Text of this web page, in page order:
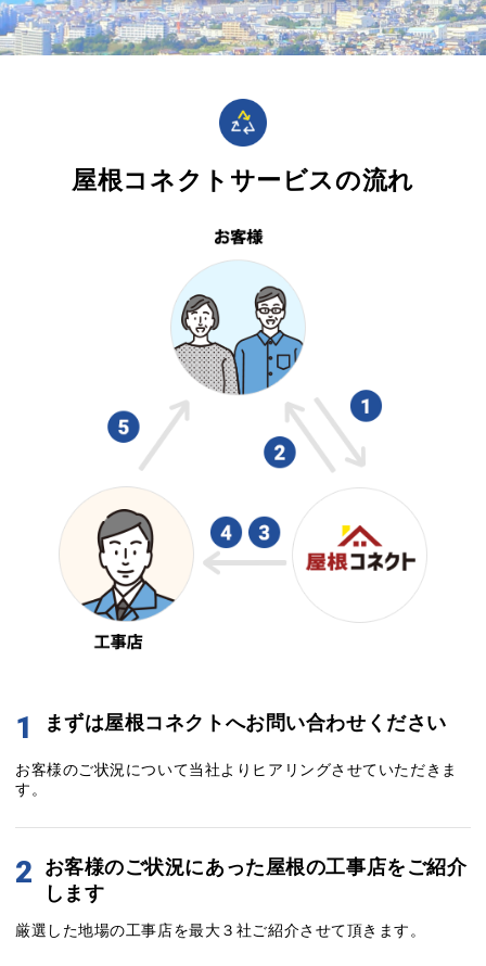
屋根コネクトサービスの流れ
1 まずは屋根コネクトへお問い合わせください
お客様のご状況について当社よりヒアリングさせていただきま
す。
2
お客様のご状況にあった屋根の工事店をご紹介
します
厳選した地場の工事店を最大３社ご紹介させて頂きます。